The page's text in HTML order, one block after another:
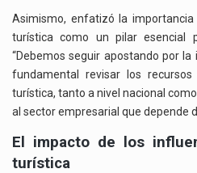
Asimismo, enfatizó la
turística como un pilar esencial
“Debemos seguir apostando por
fundamental revisar los
turística, tanto a nivel nacional
al sector empresarial que depende
El impacto de los
turística